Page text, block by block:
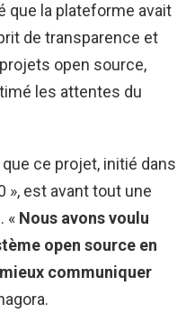
que la plateforme avait
de transparence et
open source,
les attentes du
ce projet, initié dans
», est avant tout une
« Nous avons voulu
open source en
communiquer